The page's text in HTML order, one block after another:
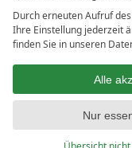
Durch erneuten Aufruf
Ihre Einstellung jederzeit
finden Sie in unseren
Alle
Nur